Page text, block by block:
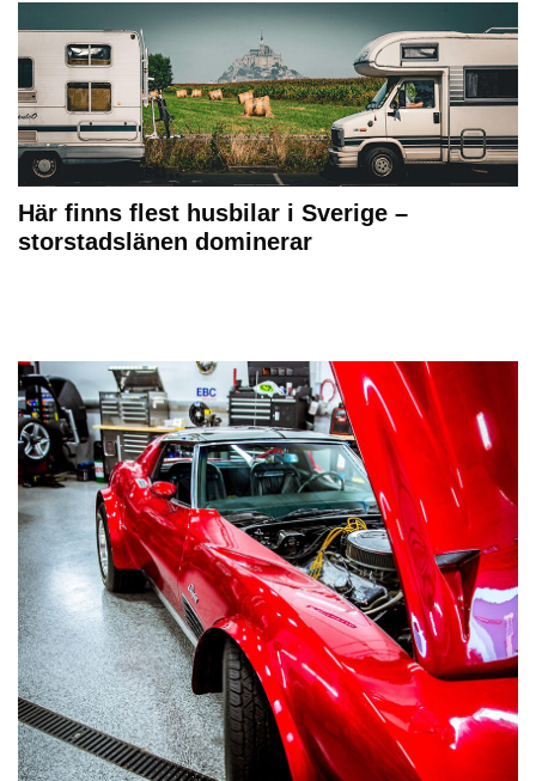
Här finns flest husbilar i Sverige –
storstadslänen dominerar